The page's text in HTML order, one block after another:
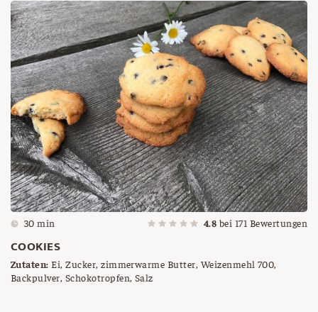
30 min 4.8 bei 171 Bewertungen
COOKIES
Zutaten: Ei, Zucker, zimmerwarme Butter, Weizenmehl 700,
Backpulver, Schokotropfen, Salz